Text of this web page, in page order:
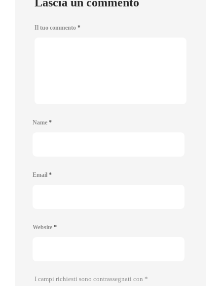
Lascia un commento
Il tuo commento *
Name *
Email *
Website *
I campi richiesti sono contrassegnati con *